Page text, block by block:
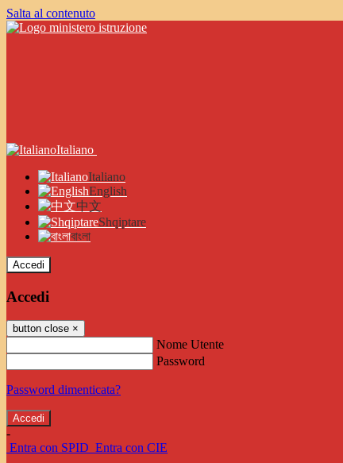
Salta al contenuto
Italiano
Italiano
English
中文
Shqiptare
বাংলা
Accedi
Accedi
button close ×
Nome Utente
Password
Password dimenticata?
-
Entra con SPID Entra con CIE